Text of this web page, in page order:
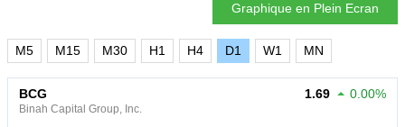
Graphique en Plein Ecran
M5 M15 M30 H1 H4 D1 W1 MN
BCG
Binah Capital Group, Inc.
1.69 0.00%